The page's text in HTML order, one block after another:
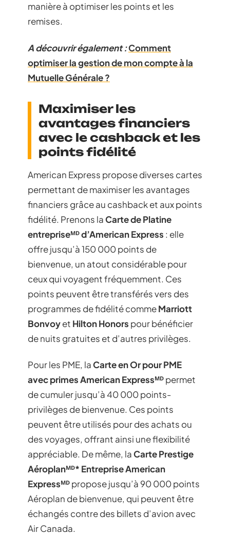
manière à optimiser les points et les
remises.
A découvrir également :Comment
optimiser la gestion de mon compte à la
Mutuelle Générale ?
Maximiser les
avantages financiers
avec le cashback et les
points fidélité
American Express propose diverses cartes
permettant de maximiser les avantages
financiers grâce au cashback et aux points
fidélité. Prenons laCarte de Platine
entrepriseᴹᴰ d’American Express : elle
offre jusqu’à 150 000 points de
bienvenue, un atout considérable pour
ceux qui voyagent fréquemment. Ces
points peuvent être transférés vers des
programmes de fidélité commeMarriott
Bonvoyet Hilton Honors pour bénéficier
de nuits gratuites et d’autres privilèges.
Pour les PME, laCarte en Or pour PME
avec primes American Expressᴹᴰpermet
de cumuler jusqu’à 40 000 points-
privilèges de bienvenue. Ces points
peuvent être utilisés pour des achats ou
des voyages, offrant ainsi une flexibilité
appréciable. De même, laCarte Prestige
Aéroplanᴹᴰ* Entreprise American
Expressᴹᴰpropose jusqu’à 90 000 points
Aéroplan de bienvenue, qui peuvent être
échangés contre des billets d’avion avec
Air Canada.